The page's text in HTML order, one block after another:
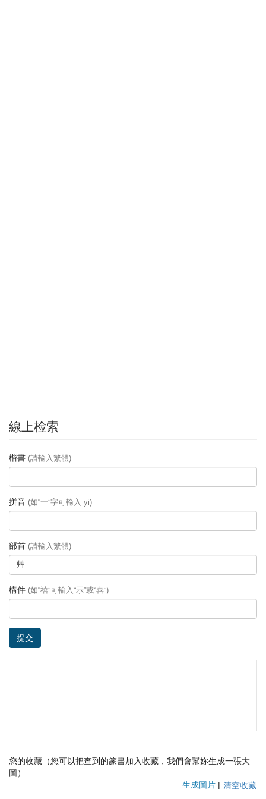
線上检索
楷書 (請輸入繁體)
拼音 (如“一”字可輸入 yi)
部首 (請輸入繁體)
構件 (如“禧”可輸入“示”或“喜”)
提交
您的收藏（您可以把查到的篆書加入收藏，我們會幫妳生成一張大
圖）
生成圖片 | 清空收藏